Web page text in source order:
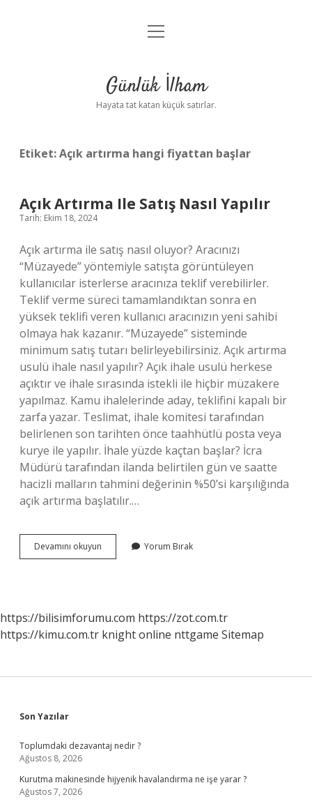
Anasayfa
Yasal Uyarı
menüyü
Günlük İlham
Hayata tat katan küçük satırlar.
Etiket:Açık artırma hangi fiyattan başlar
Açık Artırma Ile Satış Nasıl Yapılır
Tarih: Ekim 18, 2024
Açık artırma ile satış nasıl oluyor? Aracınızı
“Müzayede” yöntemiyle satışta görüntüleyen
kullanıcılar isterlerse aracınıza teklif verebilirler.
Teklif verme süreci tamamlandıktan sonra en
yüksek teklifi veren kullanıcı aracınızın yeni sahibi
olmaya hak kazanır. “Müzayede” sisteminde
minimum satış tutarı belirleyebilirsiniz. Açık artırma
usulü ihale nasıl yapılır? Açık ihale usulü herkese
açıktır ve ihale sırasında istekli ile hiçbir müzakere
yapılmaz. Kamu ihalelerinde aday, teklifini kapalı bir
zarfa yazar. Teslimat, ihale komitesi tarafından
belirlenen son tarihten önce taahhütlü posta veya
kurye ile yapılır. İhale yüzde kaçtan başlar? İcra
Müdürü tarafından ilanda belirtilen gün ve saatte
hacizli malların tahmini değerinin %50’si karşılığında
açık artırma başlatılır.…
Devamını okuyun
Artırma
Yorum Bırak
https://bilisimforumu.com https://zot.com.tr
https://kimu.com.tr knight online nttgame Sitemap
Sidebar
Son Yazılar
Toplumdaki dezavantaj nedir ?
Ağustos 8, 2026
Kurutma makinesinde hijyenik havalandırma ne işe yarar ?
Ağustos 7, 2026